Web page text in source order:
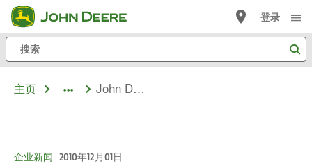
跳
至
主
内
容
搜
索
登录
主页 John Deere Harvester
企业新闻 2010年12月01日